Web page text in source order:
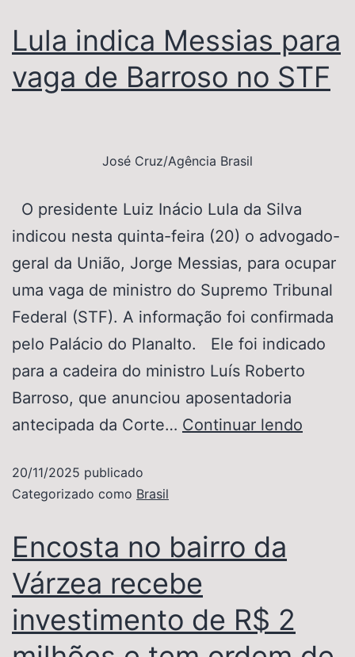
Lula indica Messias para
vaga de Barroso no STF
José Cruz/Agência Brasil
O presidente Luiz Inácio Lula da Silva
indicou nesta quinta-feira (20) o advogado-
geral da União, Jorge Messias, para ocupar
uma vaga de ministro do Supremo Tribunal
Federal (STF). A informação foi confirmada
pelo Palácio do Planalto. Ele foi indicado
para a cadeira do ministro Luís Roberto
Barroso, que anunciou aposentadoria
antecipada da Corte… Continuar lendo
20/11/2025 publicado
Categorizado como Brasil
Encosta no bairro da
Várzea recebe
investimento de R$ 2